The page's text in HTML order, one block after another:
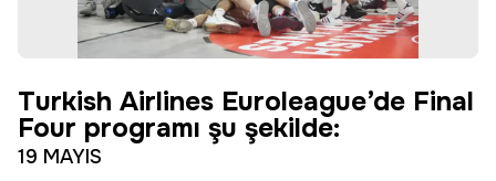
Turkish Airlines Euroleague’de Final
Four programı şu şekilde:
19 MAYIS